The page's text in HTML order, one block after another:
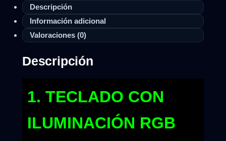
Descripción
Información adicional
Valoraciones (0)
Descripción
1. TECLADO CON
ILUMINACIÓN RGB